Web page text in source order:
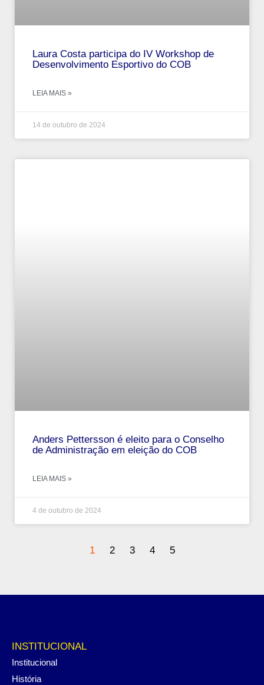
Laura Costa participa do IV Workshop de
Desenvolvimento Esportivo do COB
LEIA MAIS »
14 de outubro de 2024
Anders Pettersson é eleito para o Conselho
de Administração em eleição do COB
LEIA MAIS »
4 de outubro de 2024
1 2 3 4 5
INSTITUCIONAL
Institucional
História